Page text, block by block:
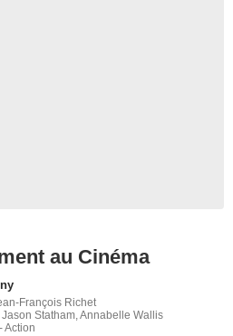
au Cinéma
François Richet
Statham, Annabelle Wallis
Action